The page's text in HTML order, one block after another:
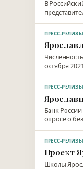
В
ПРЕСС-РЕЛИЗЫ
октября
ПРЕСС-РЕЛИЗЫ
Банк
опросе о
ПРЕСС-РЕЛИЗЫ
Проект
Школы